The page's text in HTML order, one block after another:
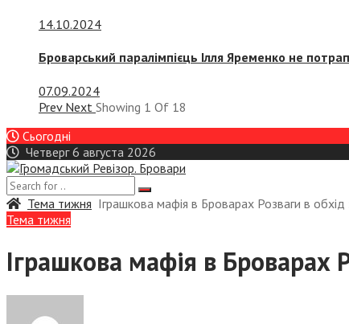
14.10.2024
Броварський паралімпієць Ілля Яременко не
07.09.2024
Prev Next Showing 1 Of 18
Сьогодні
Четверг 6 августа 2026
Тема тижня Іграшкова мафія в Броварах Розваги в обхід
Тема тижня
Іграшкова мафія в Броварах